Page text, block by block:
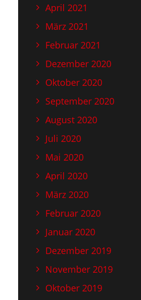
April 2021
März 2021
Februar 2021
Dezember 2020
Oktober 2020
September 2020
August 2020
Juli 2020
Mai 2020
April 2020
März 2020
Februar 2020
Januar 2020
Dezember 2019
November 2019
Oktober 2019